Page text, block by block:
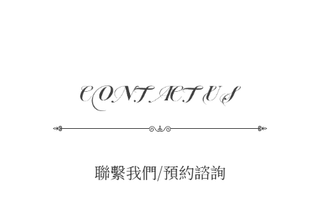
聯繫我們/預約諮詢